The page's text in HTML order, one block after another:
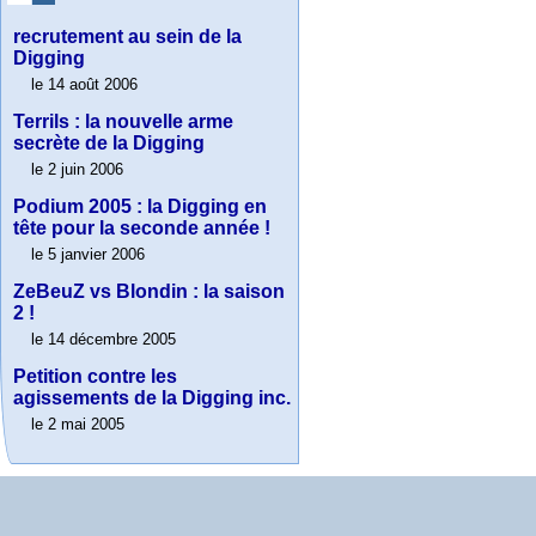
recrutement au sein de la
Digging
le 14 août 2006
Terrils : la nouvelle arme
secrète de la Digging
le 2 juin 2006
Podium 2005 : la Digging en
tête pour la seconde année !
le 5 janvier 2006
ZeBeuZ vs Blondin : la saison
2 !
le 14 décembre 2005
Petition contre les
agissements de la Digging inc.
le 2 mai 2005